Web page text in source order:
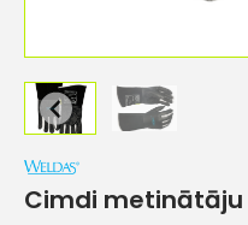
Cimdi